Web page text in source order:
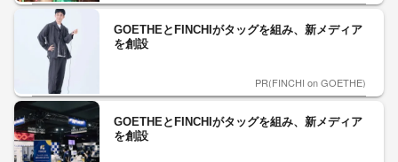
GOETHEとFINCHIがタッグを組み、新メディア
を創設
PR(FINCHI on GOETHE)
GOETHEとFINCHIがタッグを組み、新メディア
を創設